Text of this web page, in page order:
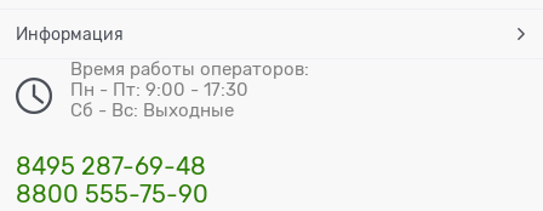
Информация
Время работы операторов:
Пн - Пт: 9:00 - 17:30
Сб - Вс: Выходные
8495 287-69-48
8800 555-75-90